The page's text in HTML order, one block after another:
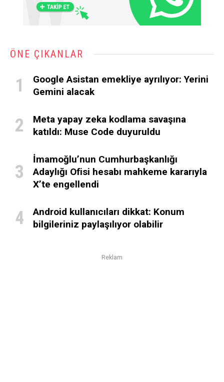
ÖNE ÇIKANLAR
Google Asistan emekliye ayrılıyor: Yerini
Gemini alacak
Meta yapay zeka kodlama savaşına
katıldı: Muse Code duyuruldu
İmamoğlu’nun Cumhurbaşkanlığı
Adaylığı Ofisi hesabı mahkeme kararıyla
X’te engellendi
Android kullanıcıları dikkat: Konum
bilgileriniz paylaşılıyor olabilir
Reklam